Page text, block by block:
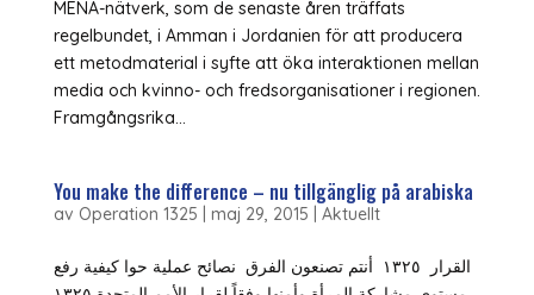
MENA-nätverk, som de senaste åren träffats
regelbundet, i Amman i Jordanien för att producera
ett metodmaterial i syfte att öka interaktionen mellan
media och kvinno- och fredsorganisationer i regionen.
Framgångsrika...
You make the difference – nu tillgänglig på arabiska
av Operation 1325 maj 29, 2015 Aktuellt
القرار ١٣٢٥ أنتم تصنعون الفرق نصائح عملية حوا كيفية رفع